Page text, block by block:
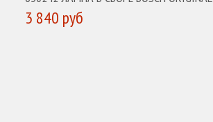
3 840 руб